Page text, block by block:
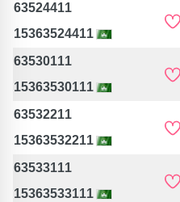
63524411
15363524411
63530111
15363530111
63532211
15363532211
63533111
15363533111